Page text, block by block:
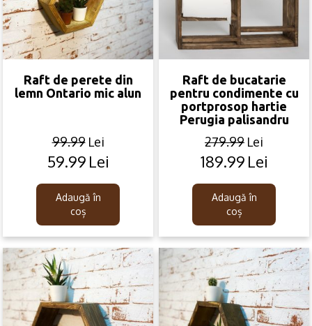
Raft de perete din
lemn Ontario mic alun
99.99 Lei
Original
was:
99.99lei.
59.99 Lei
Current
is:
59.99lei.
Adaugă în
coș
Raft de bucatarie
pentru condimente cu
portprosop hartie
Perugia palisandru
279.99 Lei
Original
was:
279.99lei.
189.99 Lei
Current
is:
189.99lei.
Adaugă în
coș